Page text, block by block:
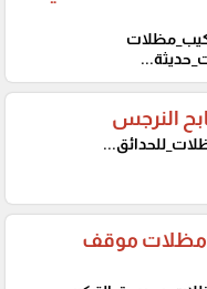
النرجس
مظلات موقف